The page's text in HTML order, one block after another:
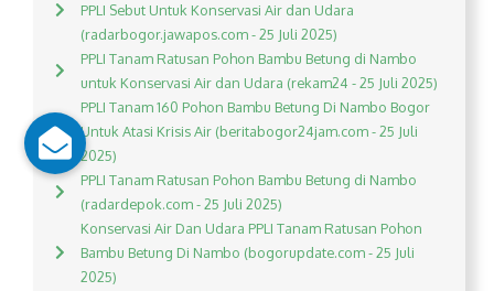
PPLI Sebut Untuk Konservasi Air dan Udara
(radarbogor.jawapos.com - 25 Juli 2025)
PPLI Tanam Ratusan Pohon Bambu Betung di Nambo
untuk Konservasi Air dan Udara (rekam24 - 25 Juli 2025)
PPLI Tanam 160 Pohon Bambu Betung Di Nambo Bogor
Untuk Atasi Krisis Air (beritabogor24jam.com - 25 Juli
2025)
PPLI Tanam Ratusan Pohon Bambu Betung di Nambo
(radardepok.com - 25 Juli 2025)
Konservasi Air Dan Udara PPLI Tanam Ratusan Pohon
Bambu Betung Di Nambo (bogorupdate.com - 25 Juli
2025)